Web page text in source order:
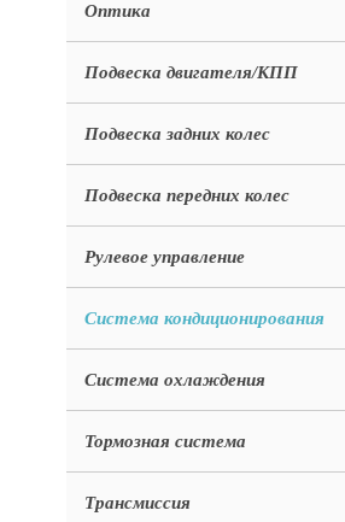
Оптика
Подвеска двигателя/КПП
Подвеска задних колес
Подвеска передних колес
Рулевое управление
Система кондиционирования
Система охлаждения
Тормозная система
Трансмиссия